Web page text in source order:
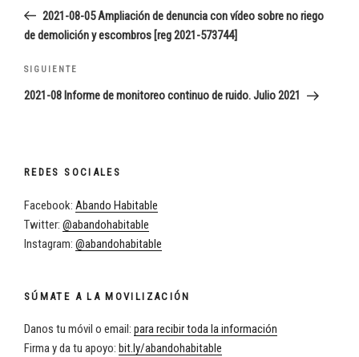
entradas
anterior:2021-08-05 Ampliación de denuncia con vídeo sobre no riego
de demolición y escombros [reg 2021-573744]
Siguiente
entrada
SIGUIENTE
2021-08 Informe de monitoreo continuo de ruido. Julio 2021
REDES SOCIALES
Facebook: Abando Habitable
Twitter: @abandohabitable
Instagram: @abandohabitable
SÚMATE A LA MOVILIZACIÓN
Danos tu móvil o email: para recibir toda la información
Firma y da tu apoyo: bit.ly/abandohabitable